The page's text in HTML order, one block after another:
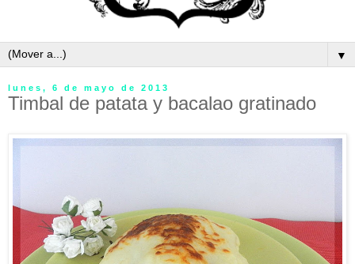
▼
lunes, 6 de mayo de 2013
Timbal de patata y bacalao gratinado